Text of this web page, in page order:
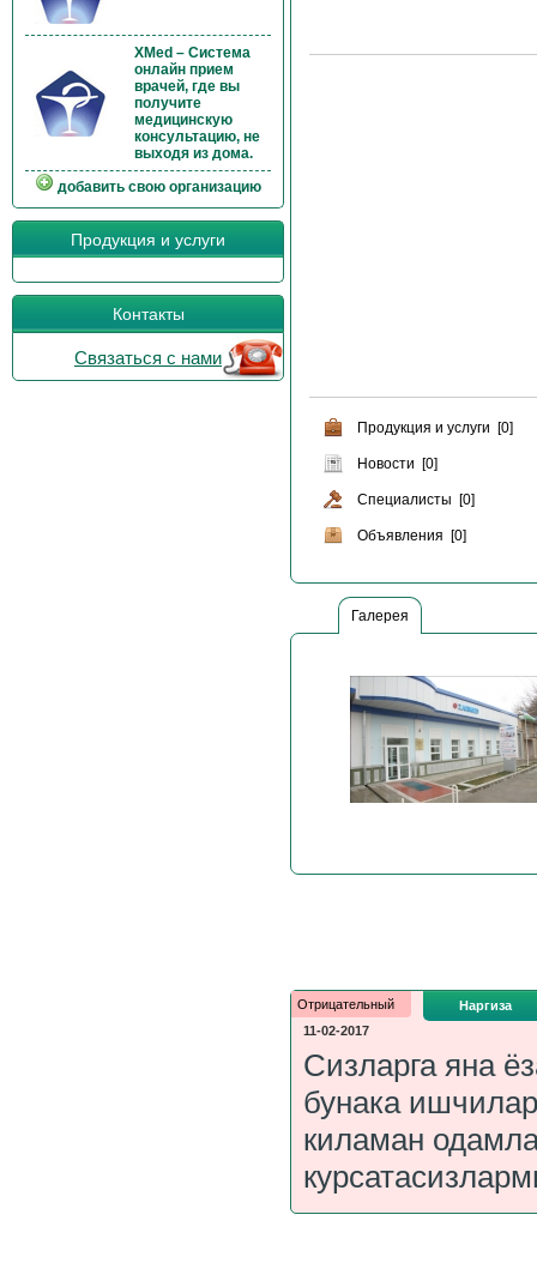
XMed – Система
онлайн прием
врачей, где вы
получите
медицинскую
консультацию, не
выходя из дома.
добавить свою организацию
Продукция и услуги
Контакты
Связаться с нами
Продукция и услуги [0]
Новости [0]
Специалисты [0]
Объявления [0]
Галерея
Отрицательный
11-02-2017
Наргиза
Сизларга яна
бунака
киламан